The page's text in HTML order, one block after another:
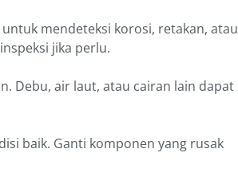
mendeteksi korosi, retakan, atau
jika perlu.
Debu, air laut, atau cairan lain dapat
baik. Ganti komponen yang rusak